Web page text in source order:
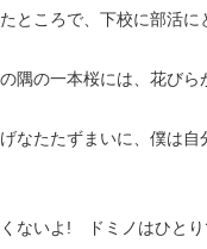
ところで、下校に部活に
隅の一本桜には、花びら
なたたずまいに、僕は自
くないよ! ドミノはひとり